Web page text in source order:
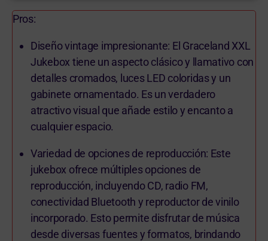
Pros:
Diseño vintage impresionante: El Graceland XXL
Jukebox tiene un aspecto clásico y llamativo con
detalles cromados, luces LED coloridas y un
gabinete ornamentado. Es un verdadero
atractivo visual que añade estilo y encanto a
cualquier espacio.
Variedad de opciones de reproducción: Este
jukebox ofrece múltiples opciones de
reproducción, incluyendo CD, radio FM,
conectividad Bluetooth y reproductor de vinilo
incorporado. Esto permite disfrutar de música
desde diversas fuentes y formatos, brindando